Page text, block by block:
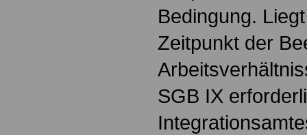
Bedingung.
Zeitpunkt der
SGB IX